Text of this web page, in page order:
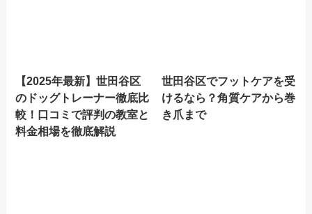
【2025年最新】世田谷区
のドッグトレーナー徹底比
較！口コミで評判の教室と
料金相場を徹底解説
世田谷区でフットケアを受
けるなら？角質ケアから巻
き爪まで